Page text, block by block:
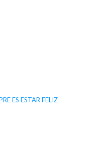
ES ESTAR FELIZ